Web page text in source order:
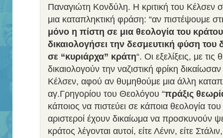
Παναγιώτη Κονδύλη. Η κριτική του Κέλσεν
μια καταπληκτική φράση: “αν πιστέψουμε
μόνο η πίστη σε μια θεολογία του
δικαιολογήσει την δεσμευτική φύση του
σε “κυριάρχα” κράτη“. Οι εξελίξεις, με
δικαιολογούν την ναζιστική φρίκη
Κέλσεν, αφού αν θυμηθούμε μια άλλη
αγ.Γρηγορίου του Θεολόγου “πράξις
κάποιος να πιστεύει σε κάποια θεολογία
αριστεροί έχουν δικαίωμα να προσκυνούν
κράτος λέγονται αυτοί, είτε Λένιν, είτε